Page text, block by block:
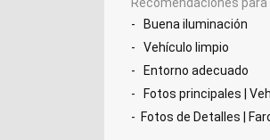
- Buena iluminación
- Vehículo limpio
- Entorno adecuado
- Fotos principales |
- Fotos de Detalles |